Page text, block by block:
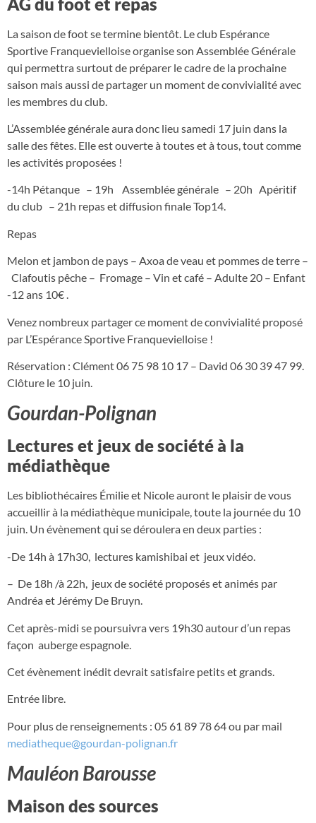
La saison de foot se termine bientôt. Le club Espérance
Sportive Franquevielloise organise son Assemblée Générale
qui permettra surtout de préparer le cadre de la prochaine
saison mais aussi de partager un moment de convivialité avec
les membres du club.
L’Assemblée générale aura donc lieu samedi 17 juin dans la
salle des fêtes. Elle est ouverte à toutes et à tous, tout comme
les activités proposées !
-14h Pétanque – 19h Assemblée générale – 20h Apéritif
du club – 21h repas et diffusion finale Top14.
Repas
Melon et jambon de pays – Axoa de veau et pommes de terre –
Clafoutis pêche – Fromage – Vin et café – Adulte 20 – Enfant
-12 ans 10€ .
Venez nombreux partager ce moment de convivialité proposé
par L’Espérance Sportive Franquevielloise !
Réservation : Clément 06 75 98 10 17 – David 06 30 39 47 99.
Clôture le 10 juin.
Gourdan-Polignan
Lectures et jeux de société à la
médiathèque
Les bibliothécaires Émilie et Nicole auront le plaisir de vous
accueillir à la médiathèque municipale, toute la journée du 10
juin. Un évènement qui se déroulera en deux parties :
-De 14h à 17h30, lectures kamishibai et jeux vidéo.
– De 18h /à 22h, jeux de société proposés et animés par
Andréa et Jérémy De Bruyn.
Cet après-midi se poursuivra vers 19h30 autour d’un repas
façon auberge espagnole.
Cet évènement inédit devrait satisfaire petits et grands.
Entrée libre.
Pour plus de renseignements : 05 61 89 78 64 ou par mail
mediatheque@gourdan-polignan.fr
Mauléon Barousse
Maison des sources